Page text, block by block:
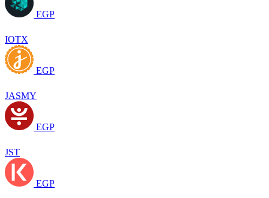
EGP
IOTX
EGP
JASMY
EGP
JST
EGP